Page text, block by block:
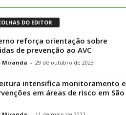
DO EDITOR
reforça orientação sobre
de prevenção ao AVC
Miranda - 29 de outubro de 2023
intensifica monitoramento e
em áreas de risco em São